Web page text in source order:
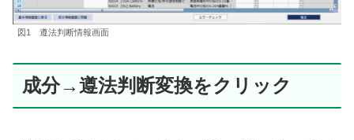
図1 遵法判断情報画面
成分→遵法判断変換をクリック